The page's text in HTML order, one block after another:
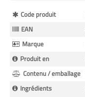
Plus
d’information
Code produit
EAN
Marque
Produit en
Contenu / emballage
Ingrédients